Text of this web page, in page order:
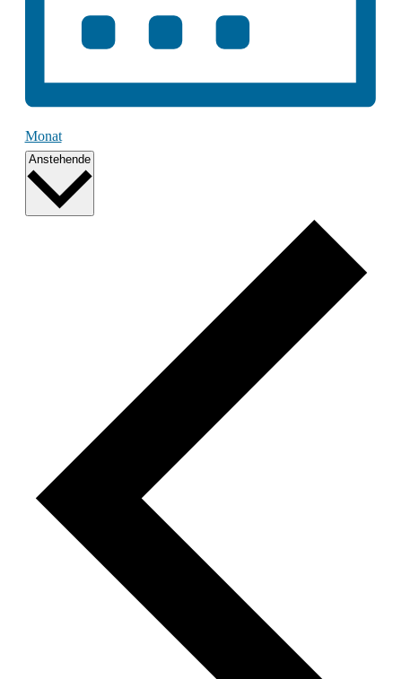
Monat
Anstehende Datum